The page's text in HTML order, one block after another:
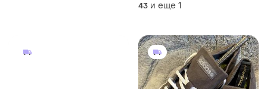
43 и еще 1